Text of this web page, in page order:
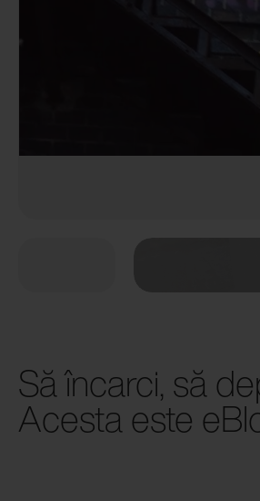
Să încarci, să
Acesta este